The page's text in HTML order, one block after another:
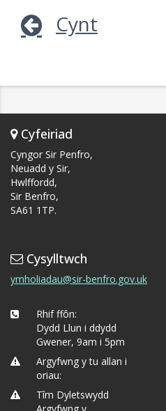
Cynt
Cyfeiriad
Cyngor Sir Penfro,
Neuadd y Sir,
Hwlffordd,
Sir Benfro,
SA61 1TP.
Cysylltwch
ymholiadau@sir-benfro.gov.uk
Rhif ffôn:
Dydd Llun i ddydd
Gwener, 9am i 5pm
Argyfwng y tu allan i
oriau:
Tîm Dyletswydd